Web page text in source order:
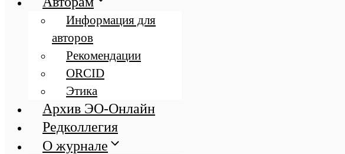
Информация для
авторов
Рекомендации
ORCID
Этика
Архив ЭО-Онлайн
Редколлегия
О журнале